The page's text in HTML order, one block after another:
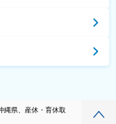
縄県、産休・育休取